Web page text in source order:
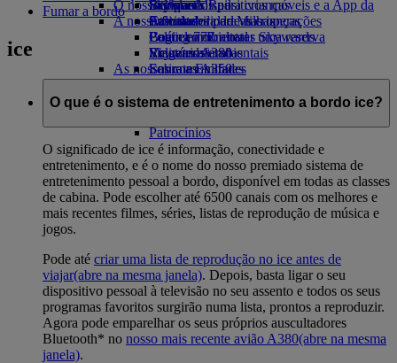
Bebidas
A nossa frota
Boeing 777
Emirates A380
Emirates A350
Emirates Executive
Esquemas de lugares
Brinquedos para crianças
Atividades para as crianças
O nosso planeta
Sustentabilidade nas operações
Política ambiental
Relatórios ambientais
As nossas comunidades
Emirates Airline FoundationEmirates
Airline Foundation Opens an external link
Patrocínios
Skywards Rail
Calculadora de Milhas
Login em Emirates Skywards
Skywards+
Site para dispositivos móveis e a App da
Emirates
Cancelar ou alterar uma reserva
Viagens afetadas
Sobre a Emirates
Fumar a bordo
ice
O que é o sistema de entretenimento a bordo ice?
O significado de ice é informação, conectividade e
entretenimento, e é o nome do nosso premiado sistema de
entretenimento pessoal a bordo, disponível em todas as classes
de cabina. Pode escolher até 6500 canais com os melhores e
mais recentes filmes, séries, listas de reprodução de música e
jogos.
Pode até criar uma lista de reprodução no ice antes de
viajar(abre na mesma janela). Depois, basta ligar o seu
dispositivo pessoal à televisão no seu assento e todos os seus
programas favoritos surgirão numa lista, prontos a reproduzir.
Agora pode emparelhar os seus próprios auscultadores
Bluetooth* no nosso mais recente avião A380(abre na mesma
janela).